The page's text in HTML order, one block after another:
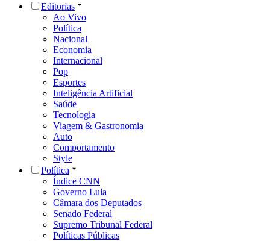
Editorias
Ao Vivo
Política
Nacional
Economia
Internacional
Pop
Esportes
Inteligência Artificial
Saúde
Tecnologia
Viagem & Gastronomia
Auto
Comportamento
Style
Política
Índice CNN
Governo Lula
Câmara dos Deputados
Senado Federal
Supremo Tribunal Federal
Políticas Públicas